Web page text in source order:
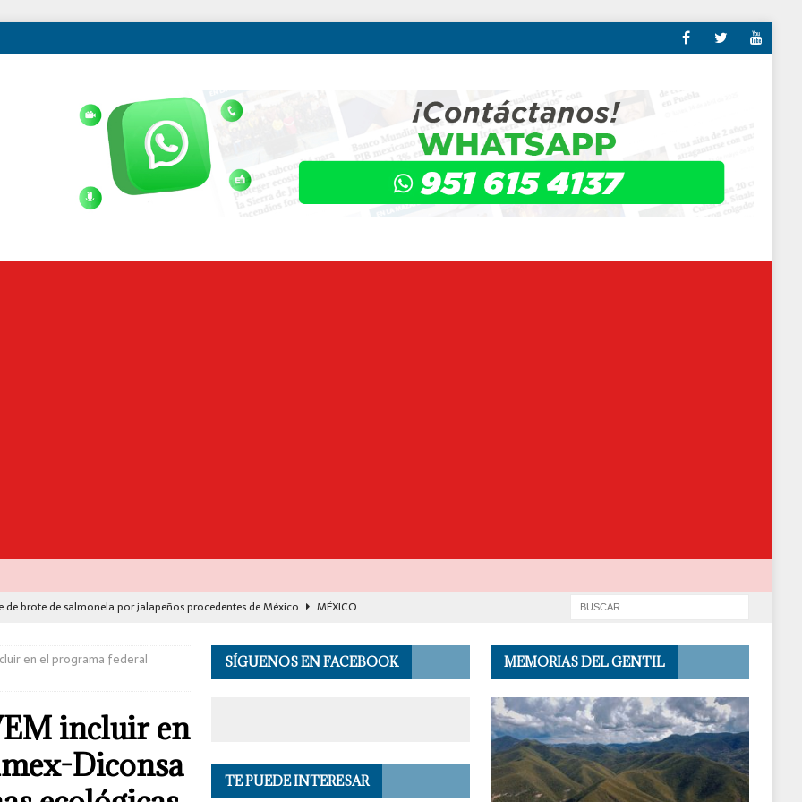
de brote de salmonela por jalapeños procedentes de México
MÉXICO
de Seguridad se suma a investigación por asesinato en vivo del influencer
en los Andes de Perú deja un herido, según reporte de autoridades
EL
en el programa federal
incluir en
Diconsa
SÍGUENOS EN FACEBOOK
TE PUEDE INTERESAR
MEMORIAS DEL GENTIL